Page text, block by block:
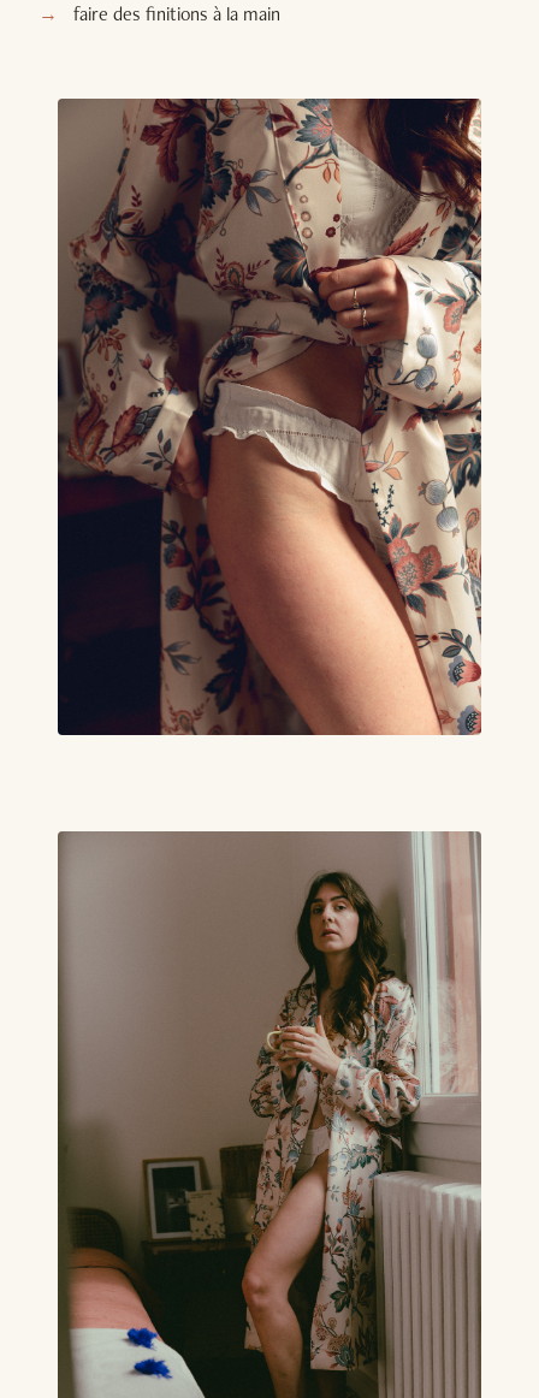
faire des finitions à la main